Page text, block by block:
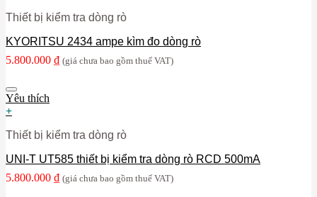
Thiết bị kiểm tra dòng rò
KYORITSU 2434 ampe kìm đo dòng rò
5.800.000 ₫ (giá chưa bao gồm thuế VAT)
Yêu thích
+
Thiết bị kiểm tra dòng rò
UNI-T UT585 thiết bị kiểm tra dòng rò RCD 500mA
5.800.000 ₫ (giá chưa bao gồm thuế VAT)